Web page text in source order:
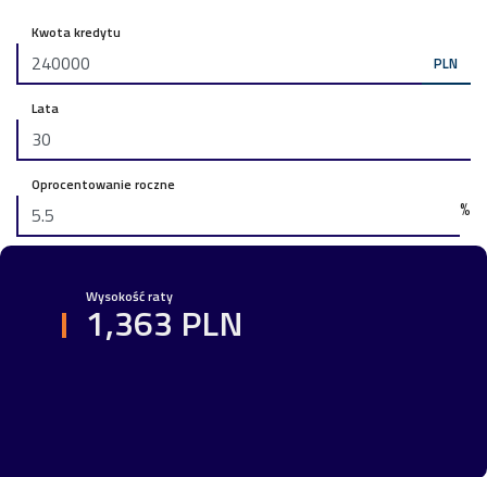
Kwota kredytu
PLN
Lata
Oprocentowanie roczne
%
Wysokość raty
1,363 PLN